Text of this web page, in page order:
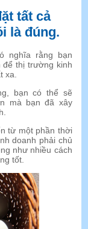
tất cả
là đúng.
nghĩa rằng bạn
để thị trường kinh
xa.
bạn có thể sẽ
mà bạn đã xây
từ một phần thời
doanh phải chủ
như nhiều cách
tốt.